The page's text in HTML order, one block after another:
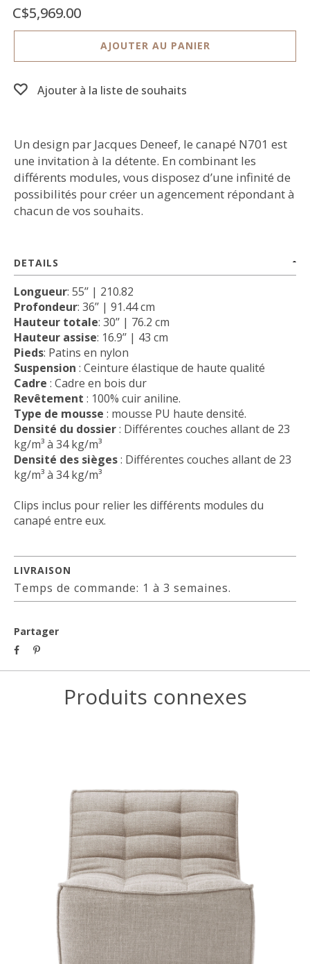
C$5,969.00
AJOUTER AU PANIER
Ajouter à la liste de souhaits
Un design par Jacques Deneef, le canapé N701 est
une invitation à la détente. En combinant les
différents modules, vous disposez d’une infinité de
possibilités pour créer un agencement répondant à
chacun de vos souhaits.
DETAILS
Longueur: 55’’ | 210.82
Profondeur: 36’’ | 91.44 cm
Hauteur totale: 30’’ | 76.2 cm
Hauteur assise: 16.9’’ | 43 cm
Pieds: Patins en nylon
Suspension : Ceinture élastique de haute qualité
Cadre : Cadre en bois dur
Revêtement : 100% cuir aniline.
Type de mousse : mousse PU haute densité.
Densité du dossier: Différentes couches allant de 23
kg/m³ à 34 kg/m³
Densité des sièges: Différentes couches allant de 23
kg/m³ à 34 kg/m³
Clips inclus pour relier les différents modules du
canapé entre eux.
LIVRAISON
Temps de commande: 1 à 3 semaines.
Partager
Produits connexes